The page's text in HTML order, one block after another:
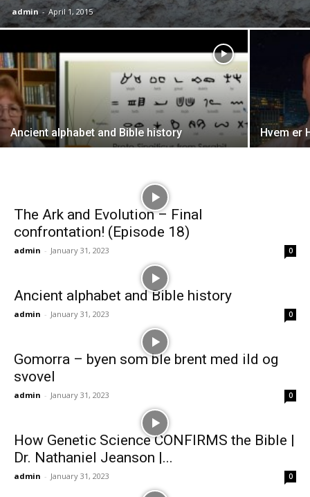
admin - April 1, 2015
Ancient alphabet and Bible history Hvem er
The Ark and Evolution – Final
confrontation! (Episode 18)
admin - January 31, 2023 0
Ancient alphabet and Bible history
admin - January 31, 2023 0
Gomorra – byen som ble brent med ild og
svovel
admin - January 31, 2023 0
How Genetic Science CONFIRMS the Bible |
Dr. Nathaniel Jeanson |...
admin - January 31, 2023 0